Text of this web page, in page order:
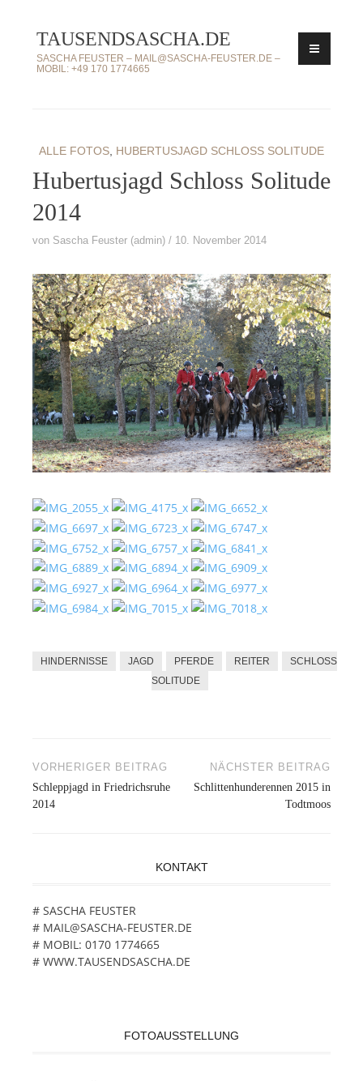
Inhalt
springen
TAUSENDSASCHA.DE
SASCHA FEUSTER – MAIL@SASCHA-FEUSTER.DE –
MOBIL: +49 170 1774665
ALLE FOTOS HUBERTUSJAGD SCHLOSS SOLITUDE
Hubertusjagd Schloss Solitude
2014
von Sascha Feuster (admin) 10. November 2014
HINDERNISSE JAGD PFERDE REITER
SCHLOSS
SOLITUDE
Beitragsnavigation
VORHERIGER BEITRAG
Schleppjagd in Friedrichsruhe
2014
NÄCHSTER BEITRAG
Schlittenhunderennen 2015 in
Todtmoos
KONTAKT
# SASCHA FEUSTER
# MAIL@SASCHA-FEUSTER.DE
# MOBIL: 0170 1774665
# WWW.TAUSENDSASCHA.DE
FOTOAUSSTELLUNG